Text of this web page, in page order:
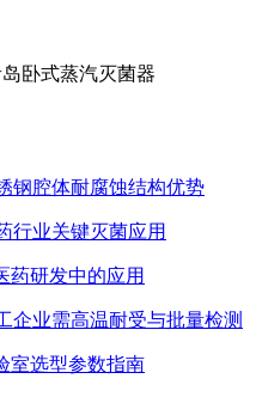
卧式蒸汽灭菌器
钢腔体耐腐蚀结构优势
行业关键灭菌应用
药研发中的应用
企业需高温耐受与批量检测
室选型参数指南